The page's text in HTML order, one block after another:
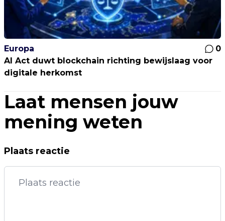
Europa
0
AI Act duwt blockchain richting bewijslaag voor
digitale herkomst
Laat mensen jouw
mening weten
Plaats reactie